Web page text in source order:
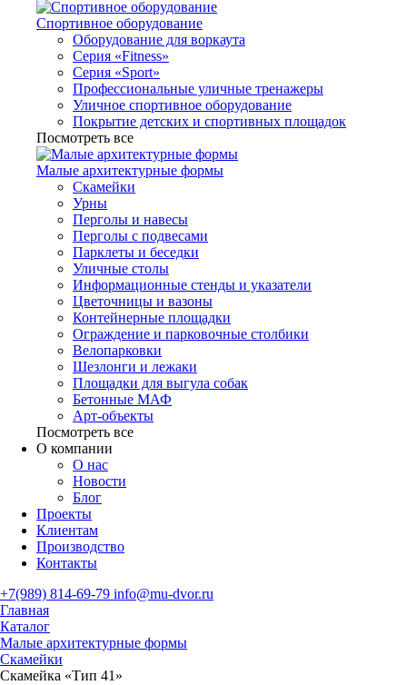
Спортивное оборудование
Оборудование для воркаута
Серия «Fitness»
Серия «Sport»
Профессиональные уличные тренажеры
Уличное спортивное оборудование
Покрытие детских и спортивных площадок
Посмотреть все
Малые архитектурные формы
Скамейки
Урны
Перголы и навесы
Перголы с подвесами
Парклеты и беседки
Уличные столы
Информационные стенды и указатели
Цветочницы и вазоны
Контейнерные площадки
Ограждение и парковочные столбики
Велопарковки
Шезлонги и лежаки
Площадки для выгула собак
Бетонные МАФ
Арт-объекты
Посмотреть все
О компании
О нас
Новости
Блог
Проекты
Клиентам
Производство
Контакты
+7(989) 814-69-79 info@mu-dvor.ru
Главная
Каталог
Малые архитектурные формы
Скамейки
Скамейка «Тип 41»